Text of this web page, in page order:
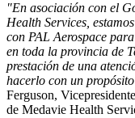
"En asociación con el
Health Services,
con PAL Aerospace
en toda la provincia de
prestación de una
hacerlo con un
Ferguson,
de Medavie Health